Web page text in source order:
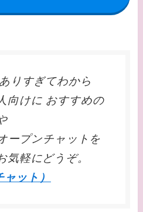
りすぎてわから
向けに おすすめの
ープンチャットを
気軽にどうぞ。
ット）